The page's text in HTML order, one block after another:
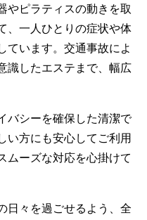
やピラティスの動きを取
、一人ひとりの症状や体
ています。交通事故によ
識したエステまで、幅広
バシーを確保した清潔で
い方にも安心してご利用
ムーズな対応を心掛けて
日々を過ごせるよう、全